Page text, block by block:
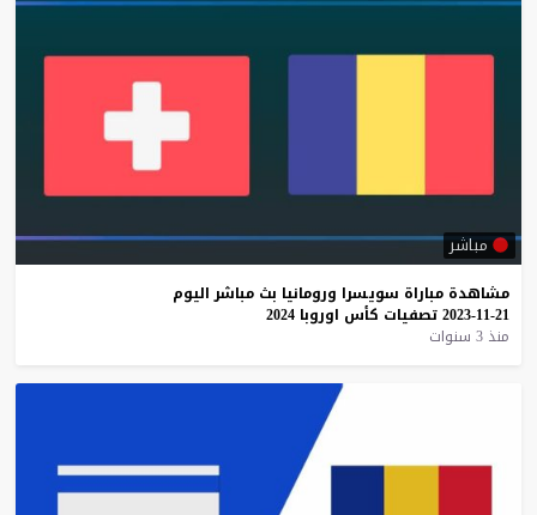
مباشر
مشاهدة مباراة سويسرا ورومانيا بث مباشر اليوم
21-11-2023
تصفيات كأس اوروبا 2024
منذ 3 سنوات